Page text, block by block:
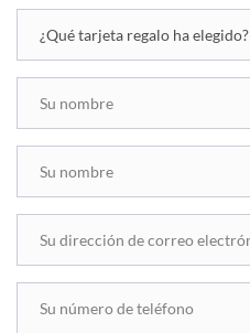
¿Qué tarjeta regalo ha elegido?